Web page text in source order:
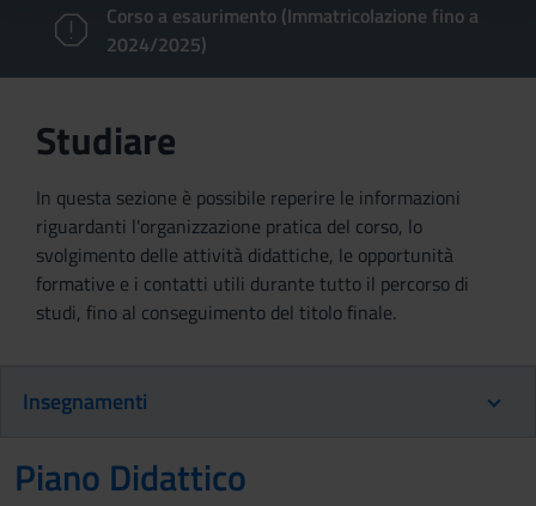
Corso a esaurimento (Immatricolazione fino a
2024/2025)
Studiare
In questa sezione è possibile reperire le informazioni
riguardanti l'organizzazione pratica del corso, lo
svolgimento delle attività didattiche, le opportunità
formative e i contatti utili durante tutto il percorso di
studi, fino al conseguimento del titolo finale.
Insegnamenti
Piano Didattico